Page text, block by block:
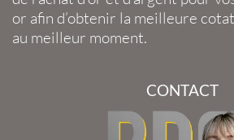
or afin d’obtenir la meilleure
au meilleur moment.
CONTACT